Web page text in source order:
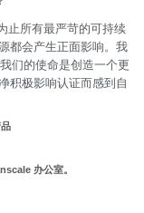
止所有最严苛的可持续
都会产生正面影响。我
们的使命是创造一个更
积极影响认证而感到自
办公室。